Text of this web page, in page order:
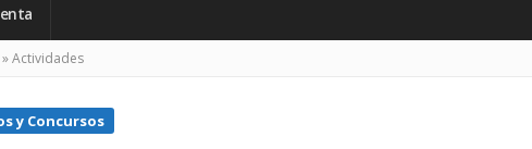
»Actividades
y Concursos